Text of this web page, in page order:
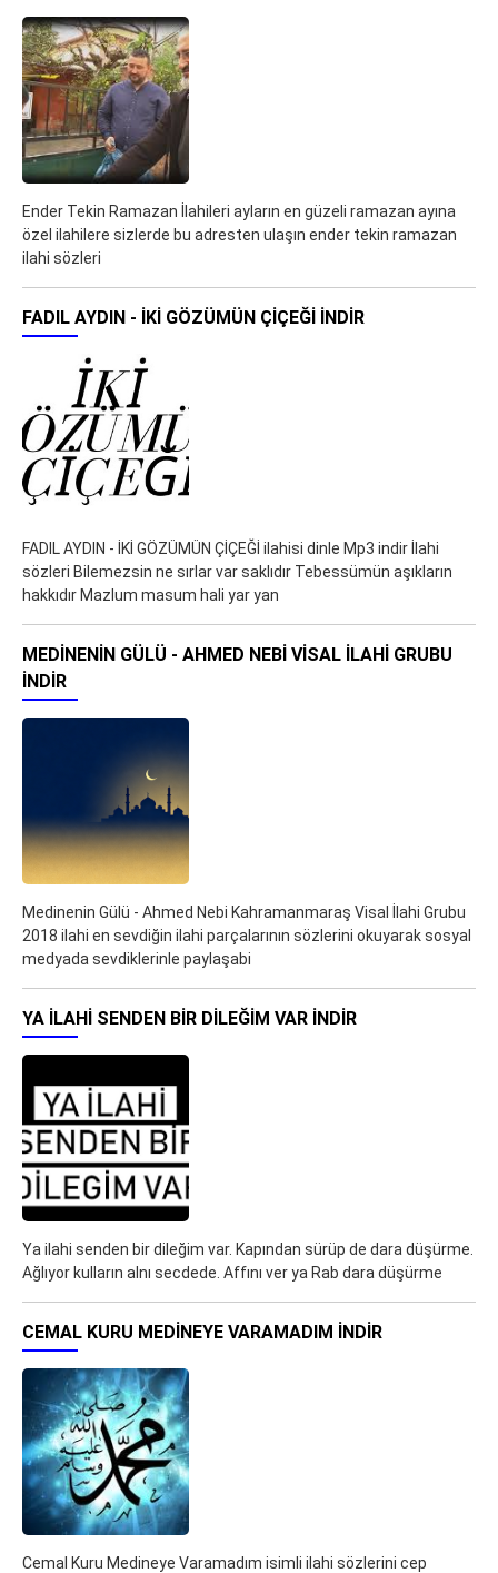
Ender Tekin Ramazan İlahileri ayların en güzeli ramazan ayına
özel ilahilere sizlerde bu adresten ulaşın ender tekin ramazan
ilahi sözleri
FADIL AYDIN - İKİ GÖZÜMÜN ÇİÇEĞİ İNDIR
FADIL AYDIN - İKİ GÖZÜMÜN ÇİÇEĞİ ilahisi dinle Mp3 indir İlahi
sözleri Bilemezsin ne sırlar var saklıdır Tebessümün aşıkların
hakkıdır Mazlum masum hali yar yan
MEDINENIN GÜLÜ - AHMED NEBI VISAL İLAHI GRUBU
İNDIR
Medinenin Gülü - Ahmed Nebi Kahramanmaraş Visal İlahi Grubu
2018 ilahi en sevdiğin ilahi parçalarının sözlerini okuyarak sosyal
medyada sevdiklerinle paylaşabi
YA ILAHI SENDEN BIR DILEĞIM VAR İNDIR
Ya ilahi senden bir dileğim var. Kapından sürüp de dara düşürme.
Ağlıyor kulların alnı secdede. Affını ver ya Rab dara düşürme
CEMAL KURU MEDINEYE VARAMADIM İNDIR
Cemal Kuru Medineye Varamadım isimli ilahi sözlerini cep